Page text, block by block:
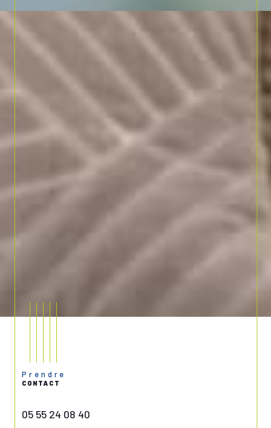
Prendre
CONTACT
05 55 24 08 40